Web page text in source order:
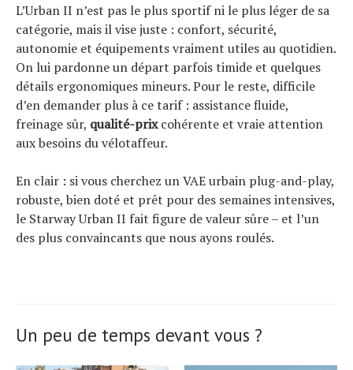
L’Urban II n’est pas le plus sportif ni le plus léger de sa
catégorie, mais il vise juste : confort, sécurité,
autonomie et équipements vraiment utiles au quotidien.
On lui pardonne un départ parfois timide et quelques
détails ergonomiques mineurs. Pour le reste, difficile
d’en demander plus à ce tarif : assistance fluide,
freinage sûr, qualité-prixcohérente et vraie attention
aux besoins du vélotaffeur.
En clair : si vous cherchez un VAE urbain plug-and-play,
robuste, bien doté et prêt pour des semaines intensives,
le Starway Urban II fait figure de valeur sûre – et l’un
des plus convaincants que nous ayons roulés.
Un peu de temps devant vous ?